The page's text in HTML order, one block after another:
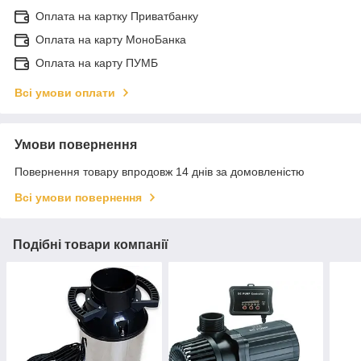
Оплата на картку Приватбанку
Оплата на карту МоноБанка
Оплата на карту ПУМБ
Всі умови оплати
Умови повернення
Повернення товару впродовж 14 днів за домовленістю
Всі умови повернення
Подібні товари компанії